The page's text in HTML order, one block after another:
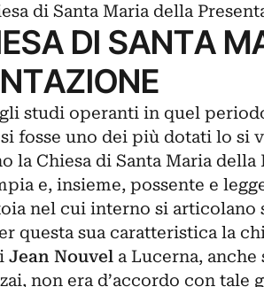
di Santa Maria della
DI SANTA
studi operanti in quel
fosse uno dei più dotati lo si
la Chiesa di Santa Maria della
e, insieme, possente e
nel cui interno si articolano
questa sua caratteristica la
Jean Nouvela Lucerna, anche
non era d’accordo con tale